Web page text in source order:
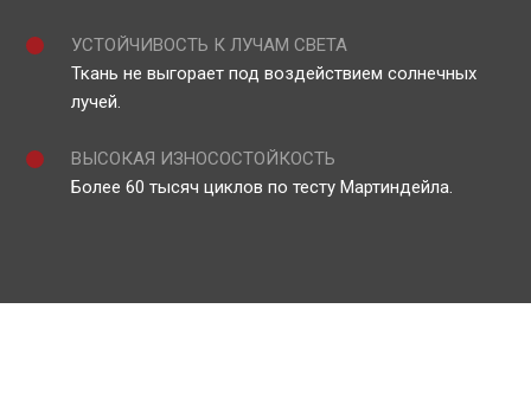
УСТОЙЧИВОСТЬ К ЛУЧАМ СВЕТА
Ткань не выгорает под воздействием солнечных
лучей.
ВЫСОКАЯ ИЗНОСОСТОЙКОСТЬ
Более 60 тысяч циклов по тесту Мартиндейла.